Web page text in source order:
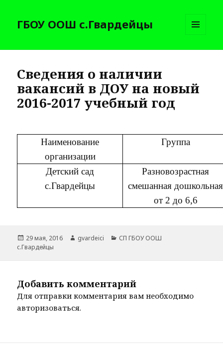
ГБОУ ООШ с.Гвардейцы
И
Сведения о наличии
вакансий в ДОУ на новый
2016-2017 учебный год
Наименование
организации
Группа
Детский сад
с.Гвардейцы
Разновозрастная
смешанная дошкольная
от 2 до 6,6
Опубликовано
29 мая, 2016 Автор
gvardeici Рубрики
СП ГБОУ ООШ
с.Гвардейцы
Добавить комментарий
Для отправки комментария вам необходимо
авторизоваться.